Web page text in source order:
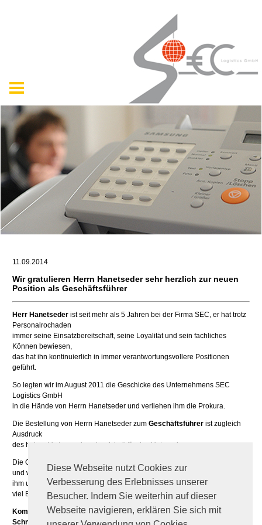
Diese Webseite nutzt Cookies zur
Verbesserung des Erlebnisses unserer
Besucher. Indem Sie weiterhin auf dieser
Webseite navigieren, erklären Sie sich mit
11.09.2014
Wir gratulieren Herrn Hanetseder sehr herzlich zur neuen
Position als Geschäftsführer
Herr Hanetseder ist seit mehr als 5 Jahren bei der Firma SEC, er hat trotz
Personalrochaden
immer seine Einsatzbereitschaft, seine Loyalität und sein fachliches
Können bewiesen,
das hat ihn kontinuierlich in immer verantwortungsvollere Positionen
geführt.
So legten wir im August 2011 die Geschicke des Unternehmens SEC
Logistics GmbH
in die Hände von Herrn Hanetseder und verliehen ihm die Prokura.
Die Bestellung von Herrn Hanetseder zum Geschäftsführer ist zugleich
Ausdruck
des hohen Vertrauen in seine Arbeit für das Unternehmen.
Die Geschäftsführung gratuliert Herrn Gerhard Hanetseder sehr herzlich
und wünscht
ihm und seinem erfolgreichen, kompetenten Team weiterhin alles gute und
viel Erfolg.
KommR. Alfred Schneckenreither Mag. Wolfgang
Schneckenreither